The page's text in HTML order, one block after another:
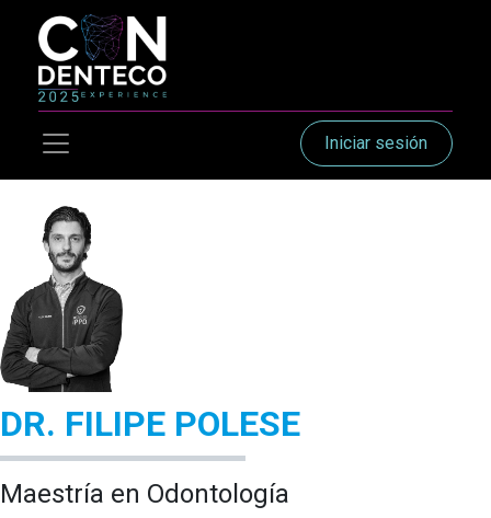
Iniciar sesión
DR. FILIPE POLESE
Maestría en Odontología